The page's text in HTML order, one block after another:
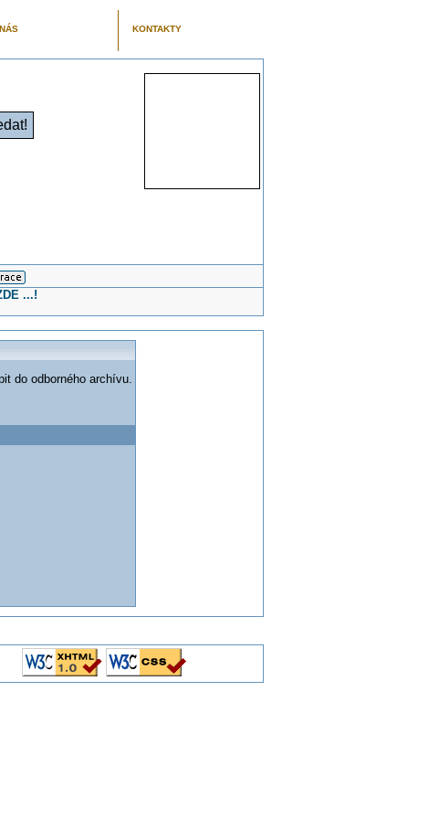
KONTAKTY
...!
do odborného archívu.